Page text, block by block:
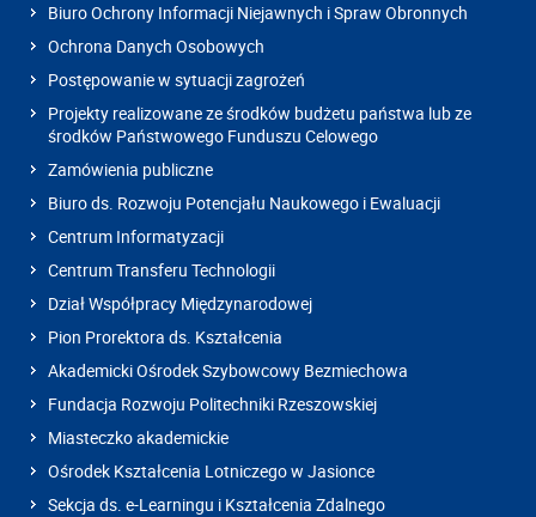
Biuro Ochrony Informacji Niejawnych i Spraw Obronnych
Ochrona Danych Osobowych
Postępowanie w sytuacji zagrożeń
Projekty realizowane ze środków budżetu państwa lub ze
środków Państwowego Funduszu Celowego
Zamówienia publiczne
Biuro ds. Rozwoju Potencjału Naukowego i Ewaluacji
Centrum Informatyzacji
Centrum Transferu Technologii
Dział Współpracy Międzynarodowej
Pion Prorektora ds. Kształcenia
Akademicki Ośrodek Szybowcowy Bezmiechowa
Fundacja Rozwoju Politechniki Rzeszowskiej
Miasteczko akademickie
Ośrodek Kształcenia Lotniczego w Jasionce
Sekcja ds. e-Learningu i Kształcenia Zdalnego